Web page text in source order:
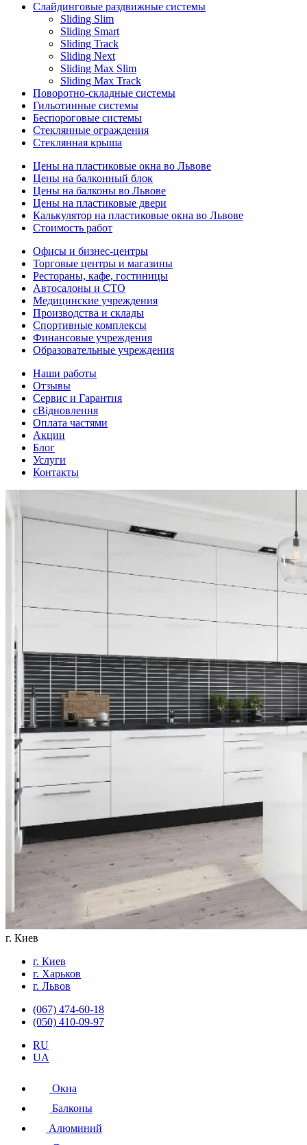
Слайдинговые раздвижные системы
Sliding Slim
Sliding Smart
Sliding Track
Sliding Next
Sliding Max Slim
Sliding Max Track
Поворотно-складные системы
Гильотинные системы
Беспороговые системы
Стеклянные ограждения
Стеклянная крыша
Цены на пластиковые окна во Львове
Цены на балконный блок
Цены на балконы во Львове
Цены на пластиковые двери
Калькулятор на пластиковые окна во Львове
Стоимость работ
Офисы и бизнес-центры
Торговые центры и магазины
Рестораны, кафе, гостиницы
Автосалоны и СТО
Медицинские учреждения
Производства и склады
Спортивные комплексы
Финансовые учреждения
Образовательные учреждения
Наши работы
Отзывы
Сервис и Гарантия
єВідновлення
Оплата частями
Акции
Блог
Услуги
Контакты
г. Киев
г. Киев
г. Харьков
г. Львов
(067) 474-60-18
(050) 410-09-97
RU
UA
Окна
Балконы
Алюминий